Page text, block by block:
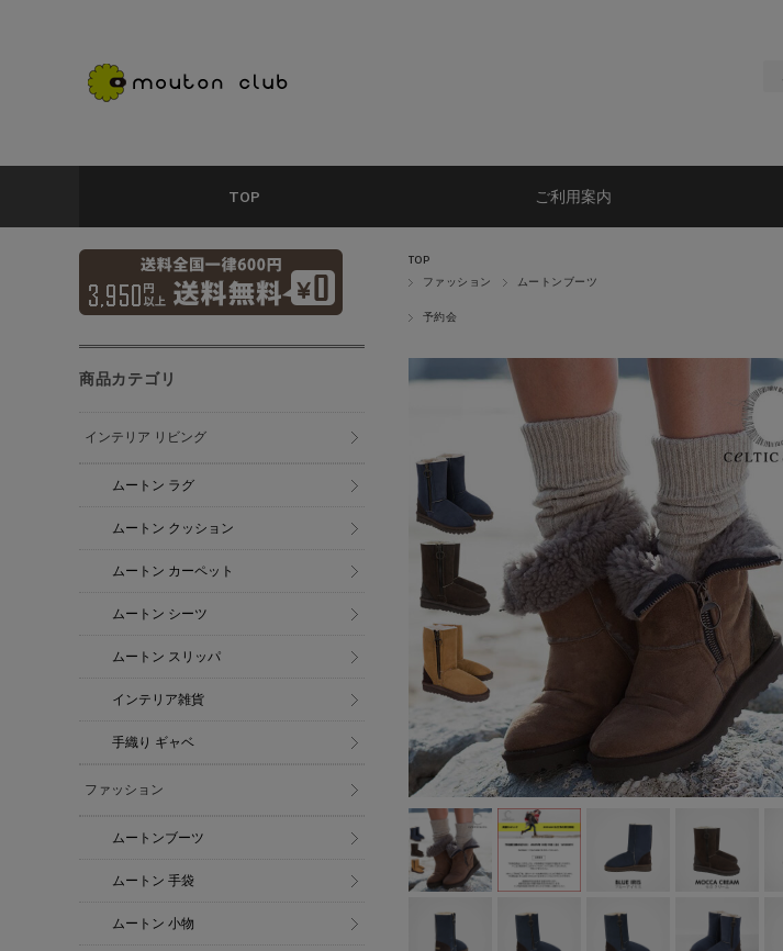
TOP ご利用案内
TOP
ファッション
ムートンブーツ
予約会
商品カテゴリ
インテリア リビング
ムートン ラグ
ムートン クッション
ムートン カーペット
ムートン シーツ
ムートン スリッパ
インテリア雑貨
手織り ギャベ
ファッション
ムートンブーツ
ムートン 手袋
ムートン 小物